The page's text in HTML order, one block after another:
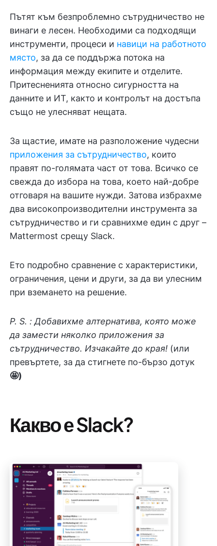
Пътят към безпроблемно сътрудничество не
винаги е лесен. Необходими са подходящи
инструменти, процеси и навици на работното
място, за да се поддържа потока на
информация между екипите и отделите.
Притесненията относно сигурността на
данните и ИТ, както и контролът на достъпа
също не улесняват нещата.
За щастие, имате на разположение чудесни
приложения за сътрудничество, които
правят по-голямата част от това. Всичко се
свежда до избора на това, което най-добре
отговаря на вашите нужди. Затова избрахме
два високопроизводителни инструмента за
сътрудничество и ги сравнихме един с друг –
Mattermost срещу Slack.
Ето подробно сравнение с характеристики,
ограничения, цени и други, за да ви улесним
при вземането на решение.
P. S. : Добавихме алтернатива, която може
да замести няколко приложения за
сътрудничество. Изчакайте до края! (или
превъртете, за да стигнете по-бързо дотук
🤩)
Какво е Slack?